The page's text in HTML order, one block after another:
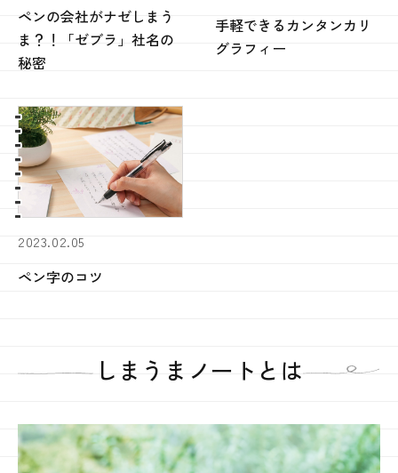
ペンの会社がナゼしまう
ま？！「ゼブラ」社名の
秘密
手軽できるカンタンカリ
グラフィー
2023.02.05
ペン字のコツ
しまうまノートとは